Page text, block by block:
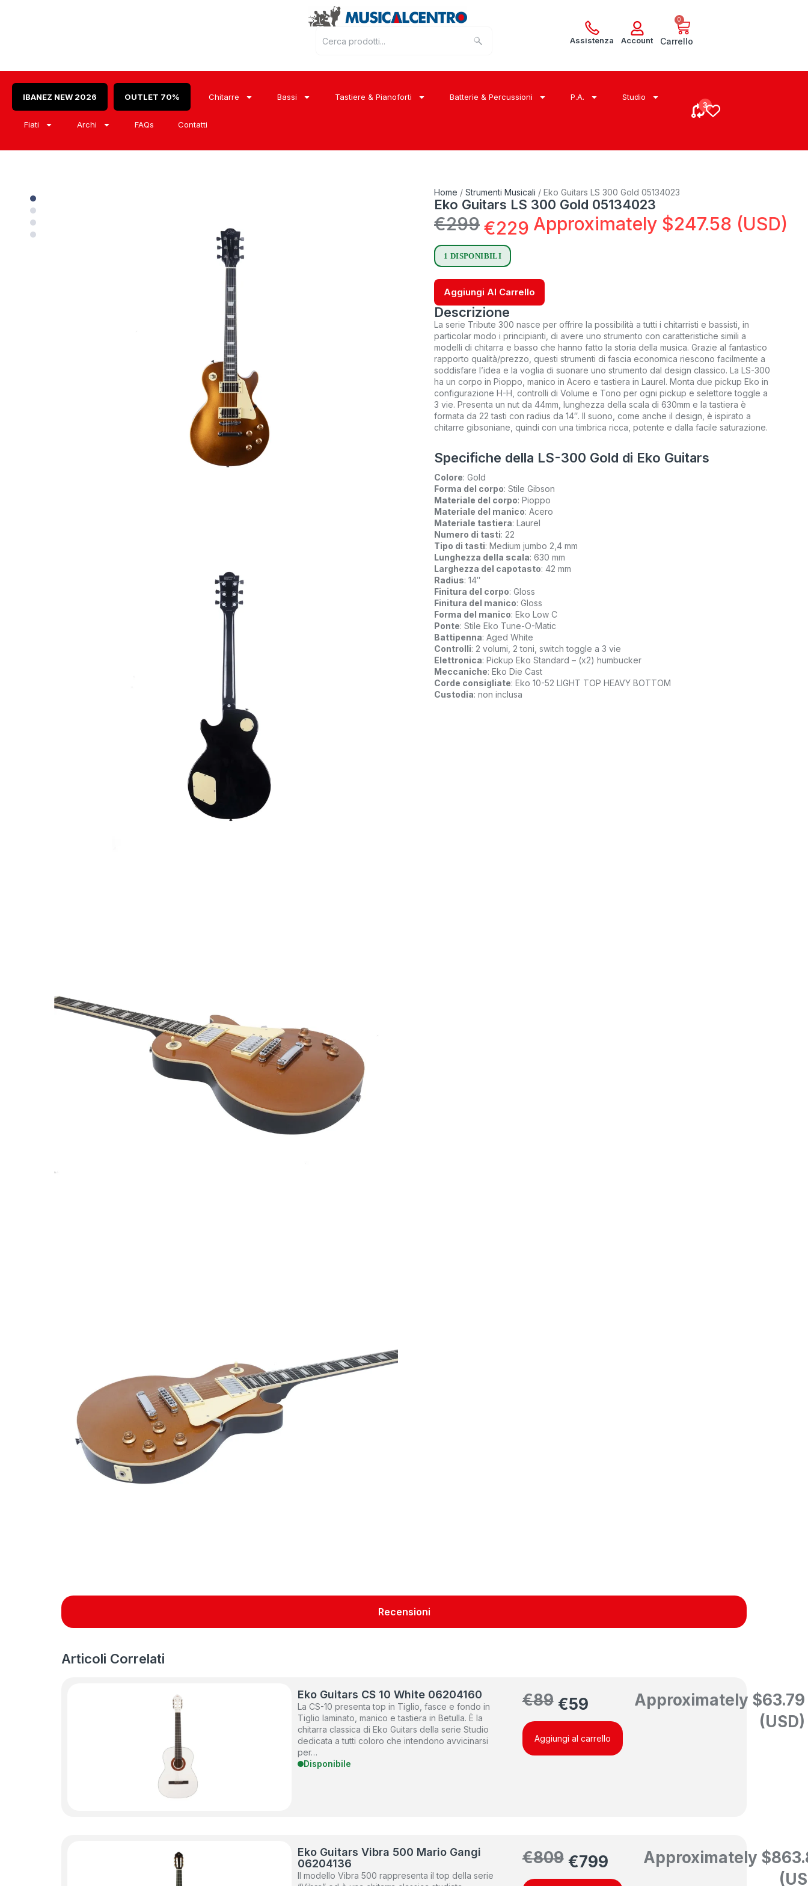
Assistenza Account
0
Carrello
IBANEZ NEW 2026 OUTLET 70% Chitarre Bassi Tastiere & Pianoforti Batterie & Percussioni P.A. Studio
Fiati Archi FAQs Contatti
Home / Strumenti Musicali / Eko Guitars LS 300 Gold 05134023
Eko Guitars LS 300 Gold 05134023
€299€229 Approximately $247.58 (USD)
1 DISPONIBILI
Aggiungi Al Carrello
Descrizione
La serie Tribute 300 nasce per offrire la possibilità a tutti i chitarristi e bassisti, in
particolar modo i principianti, di avere uno strumento con caratteristiche simili a
modelli di chitarra e basso che hanno fatto la storia della musica. Grazie al fantastico
rapporto qualità/prezzo, questi strumenti di fascia economica riescono facilmente a
soddisfare l’idea e la voglia di suonare uno strumento dal design classico. La LS-300
ha un corpo in Pioppo, manico in Acero e tastiera in Laurel. Monta due pickup Eko in
configurazione H-H, controlli di Volume e Tono per ogni pickup e selettore toggle a
3 vie. Presenta un nut da 44mm, lunghezza della scala di 630mm e la tastiera è
formata da 22 tasti con radius da 14″. Il suono, come anche il design, è ispirato a
chitarre gibsoniane, quindi con una timbrica ricca, potente e dalla facile saturazione.
Specifiche della LS-300 Gold di Eko Guitars
Colore: Gold
Forma del corpo: Stile Gibson
Materiale del corpo: Pioppo
Materiale del manico: Acero
Materiale tastiera: Laurel
Numero di tasti: 22
Tipo di tasti: Medium jumbo 2,4 mm
Lunghezza della scala: 630 mm
Larghezza del capotasto: 42 mm
Radius: 14″
Finitura del corpo: Gloss
Finitura del manico: Gloss
Forma del manico: Eko Low C
Ponte: Stile Eko Tune-O-Matic
Battipenna: Aged White
Controlli: 2 volumi, 2 toni, switch toggle a 3 vie
Elettronica: Pickup Eko Standard – (x2) humbucker
Meccaniche: Eko Die Cast
Corde consigliate: Eko 10-52 LIGHT TOP HEAVY BOTTOM
Custodia: non inclusa
Recensioni
Articoli Correlati
Eko Guitars CS 10 White 06204160
La CS-10 presenta top in Tiglio, fasce e fondo in
Tiglio laminato, manico e tastiera in Betulla. È la
chitarra classica di Eko Guitars della serie Studio
dedicata a tutti coloro che intendono avvicinarsi
per…
Disponibile
€89 €59 Approximately $63.79
(USD)
Aggiungi al carrello
Eko Guitars Vibra 500 Mario Gangi
06204136
Il modello Vibra 500 rappresenta il top della serie
€809 €799 Approximately $